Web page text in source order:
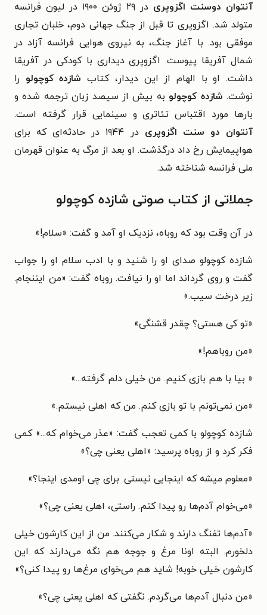
آنتوان دوسنت اگزوپری
در ۲۹ ژوئن ۱۹۰۰ در لیون فرانسه
متولد شد. اگزوپری تا قبل از جنگ جهانی دوم، خلبان تجاری
موفقی بود. با آغاز جنگ، به نیروی هوایی فرانسه آزاد در
شمال آفریقا پیوست. اگزوپری دیداری با کودکی در آفریقا
داشت. او با الهام از این دیدار، کتاب شازده کوچولو را
نوشت. شازده کوچولو به بیش از سیصد زبان ترجمه شده و
بارها مورد اقتباس تئاتری و سینمایی قرار گرفته است.
آنتوان دو سنت اگزوپری
در ۱۹۴۴ در حادثه‌ای که برای
هواپیمایش رخ داد درگذشت. او بعد از مرگ به عنوان قهرمان
ملی فرانسه شناخته شد.
جملاتی از کتاب صوتی شازده کوچولو
در آن وقت بود که روباه، نزدیک او آمد و گفت: «سلام!»
شازده کوچولو صدای او را شنید و با ادب سلام او را جواب
گفت و روی گرداند اما او را نیافت. روباه گفت: «من ایننجام.
زیر درخت سیب.»
«تو کی هستی؟ چقدر قشنگی»
«من روباهم!»
« بیا با هم بازی کنیم. من خیلی دلم گرفته...»
«من نمی‌تونم با تو بازی کنم. من که اهلی نیستم.»
شازده کوچولو با کمی تعجب گفت: «عذر می‌خوام که...» کمی
فکر کرد و از روباه پرسید: «اهلی یعنی چی؟»
«معلوم میشه که اینجایی نیستی. برای چی اومدی اینجا؟»
«می‌خوام آدم‌ها رو پیدا کنم. راستی، اهلی یعنی چی؟»
«آدم‌ها تفنگ دارند و شکار می‌کنند. من از این کارشون خیلی
دلخورم. البته اونا مرغ و جوجه هم نگه می‌دارند که این
کارشون خیلی خوبه! شاید هم می‌خوای مرغ‌ها رو پیدا کنی؟»
«من دنبال آدم‌ها می‌گردم. نگفتی که اهلی یعنی چی؟»